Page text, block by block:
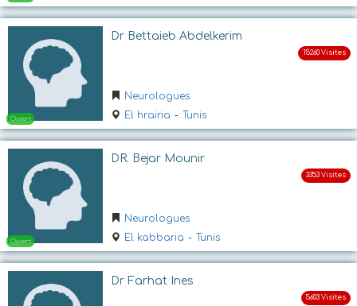
Ouvert
Ouvert jusqu'a 16:30
Dr Bettaieb Abdelkerim
Neurologues
El hrairia - Tunis
DR. Bejar Mounir
Neurologues
El kabbaria - Tunis
Dr Farhat Ines